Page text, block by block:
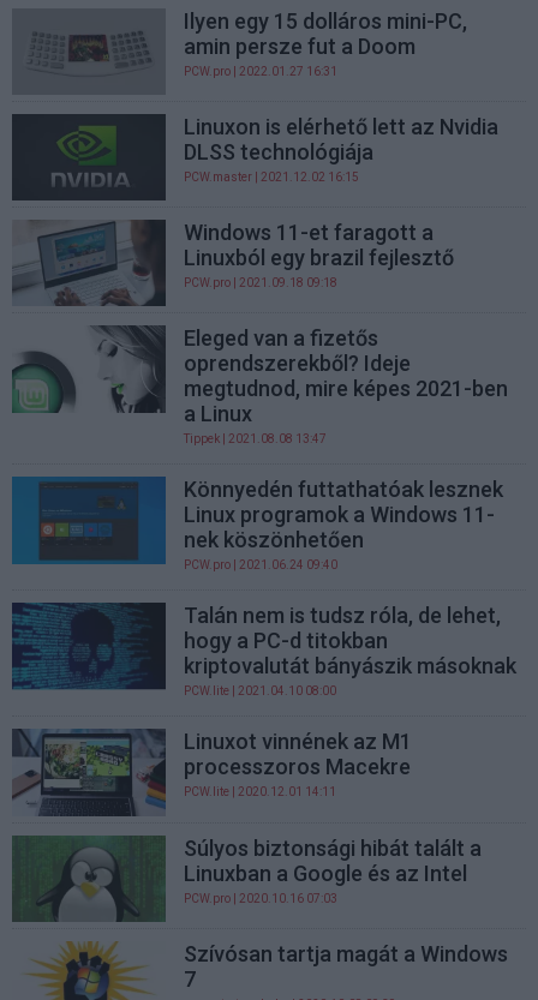
Ilyen egy 15 dolláros mini-PC,
amin persze fut a Doom
PCW.pro | 2022.01.27 16:31
Linuxon is elérhető lett az Nvidia
DLSS technológiája
PCW.master | 2021.12.02 16:15
Windows 11-et faragott a
Linuxból egy brazil fejlesztő
PCW.pro | 2021.09.18 09:18
Eleged van a fizetős
oprendszerekből? Ideje
megtudnod, mire képes 2021-ben
a Linux
Tippek | 2021.08.08 13:47
Könnyedén futtathatóak lesznek
Linux programok a Windows 11-
nek köszönhetően
PCW.pro | 2021.06.24 09:40
Talán nem is tudsz róla, de lehet,
hogy a PC-d titokban
kriptovalutát bányászik másoknak
PCW.lite | 2021.04.10 08:00
Linuxot vinnének az M1
processzoros Macekre
PCW.lite | 2020.12.01 14:11
Súlyos biztonsági hibát talált a
Linuxban a Google és az Intel
PCW.pro | 2020.10.16 07:03
Szívósan tartja magát a Windows
7